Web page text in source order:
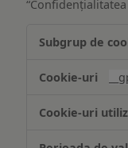
“Confidențialitatea
țintită